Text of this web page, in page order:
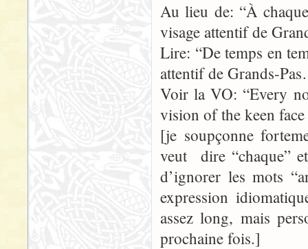
Au lieu de: “À
visage attentif de
Lire: “De temps en
attentif de Grands-
Voir la VO: “Every
vision of the keen
[je soupçonne
veut dire “chaque”
d’ignorer les mots
expression
assez long, mais
prochaine fois.]